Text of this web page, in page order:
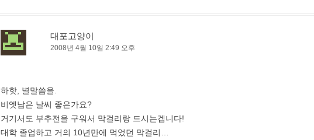
대포고양이
2008년 4월 10일 2:49 오후
하핫, 별말씀을.
비엣남은 날씨 좋은가요?
거기서도 부추전을 구워서 막걸리랑 드시는겝니다!
대학 졸업하고 거의 10년만에 먹었던 막걸리…